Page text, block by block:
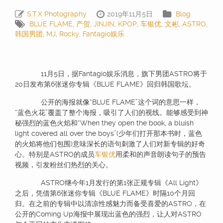
S.T.X Photography 2019年11月5日
Blog
BLUE FLAME 产贺 JINJIN KPOP 车银优 文彬 ASTRO
韩国男团
MJ Rocky Fantagio娱乐
11月5日，据Fantagio娱乐消息，旗下男团ASTRO将于
20日发布第6张迷你专辑《BLUE FLAME》回归韩国歌坛。
公开的海报就像“BLUE FLAME”这个词的意思一样，
“蓝色火花”覆盖了整个海报，吸引了人们的视线。能够感受到神
秘强烈的蓝色火焰和“When they open the book, a bluish
light covered all over the boys”(少年们打开那本书时，蓝色
的火焰将他们包围)意味深长的语句刺激了人们对新专辑的好奇
心。特别是ASTRO的成员车银优用柔和的声音朗读句子的预告
视频，引发粉丝们热烈的关心。
ASTRO继今年1月发行的第1张正规专辑《All Light》
之后，凭借第6张迷你专辑《BLUE FLAME》时隔10个月回
归。在之前的专辑中以清凉性感魅力而备受喜爱的ASTRO，在
公开的Coming Up海报中展现出蓝色的强烈，让人对ASTRO